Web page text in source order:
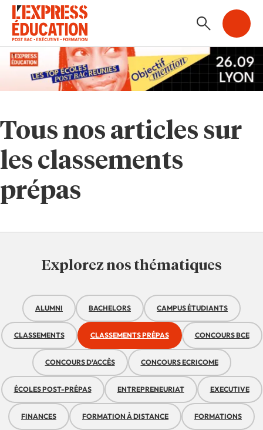
Tous nos articles sur
les classements
prépas
Explorez nos thématiques
ALUMNI BACHELORS CAMPUS ÉTUDIANTS
CLASSEMENTS CLASSEMENTS PRÉPAS CONCOURS BCE
CONCOURS D'ACCÈS CONCOURS ECRICOME
ÉCOLES POST-PRÉPAS ENTREPRENEURIAT EXECUTIVE
FINANCES FORMATION À DISTANCE FORMATIONS